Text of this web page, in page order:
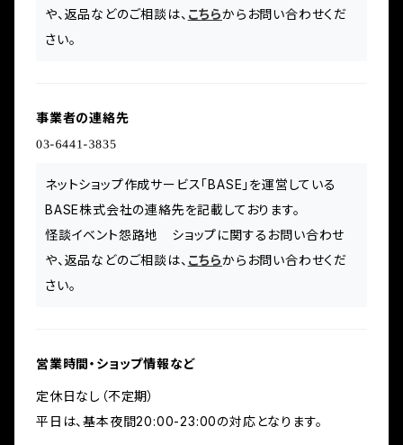
や、返品などのご相談は、 こちらからお問い合わせくだ
さい。
事業者の連絡先
ネットショップ作成サービス「BASE」を運営している
BASE株式会社の連絡先を記載しております。
怪談イベント怨路地 ショップに関するお問い合わせ
や、返品などのご相談は、 こちらからお問い合わせくだ
さい。
営業時間・ショップ情報など
定休日なし（不定期）
平日は、基本夜間20:00-23:00の対応となります。